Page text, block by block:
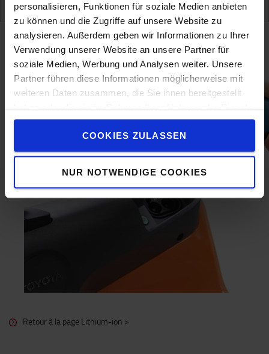
personalisieren, Funktionen für soziale Medien anbieten
zu können und die Zugriffe auf unsere Website zu
analysieren. Außerdem geben wir Informationen zu Ihrer
Verwendung unserer Website an unsere Partner für
soziale Medien, Werbung und Analysen weiter. Unsere
Partner führen diese Informationen möglicherweise mit
weiteren Daten zusammen, die Sie ihnen bereitgestellt
gesammelt haben.
COOKIES ZULASSEN
NUR NOTWENDIGE COOKIES
parfois appelée « biberonnage » ?
Retour à la page Lithium-ion >